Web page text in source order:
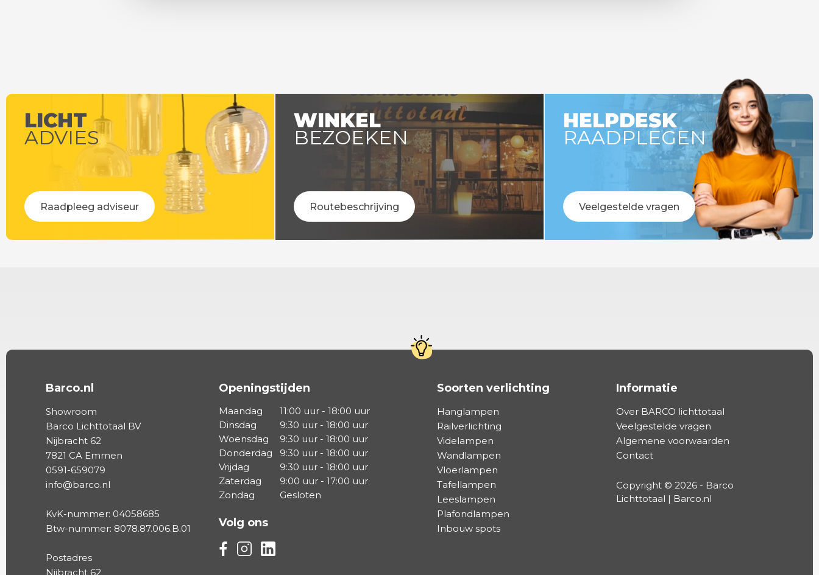
LICHT
ADVIES
Raadpleeg adviseur
WINKEL
BEZOEKEN
Routebeschrijving
HELPDESK
RAADPLEGEN
Veelgestelde vragen
Barco.nl
Showroom
Barco Lichttotaal BV
Nijbracht 62
7821 CA Emmen
0591-659079
info@barco.nl
KvK-nummer: 04058685
Btw-nummer: 8078.87.006.B.01
Postadres
Nijbracht 62
Openingstijden
Maandag
11:00 uur - 18:00 uur
Dinsdag
9:30 uur - 18:00 uur
Woensdag
9:30 uur - 18:00 uur
Donderdag
9:30 uur - 18:00 uur
Vrijdag
9:30 uur - 18:00 uur
Zaterdag
9:00 uur - 17:00 uur
Zondag
Gesloten
Volg ons
Volg ons via Facebook
Volg ons via Instagram
Volg ons via Linkedin
Soorten verlichting
Hanglampen
Railverlichting
Videlampen
Wandlampen
Vloerlampen
Tafellampen
Leeslampen
Plafondlampen
Inbouw spots
Informatie
Over BARCO lichttotaal
Veelgestelde vragen
Algemene voorwaarden
Contact
Copyright © 2026 - Barco
Lichttotaal | Barco.nl